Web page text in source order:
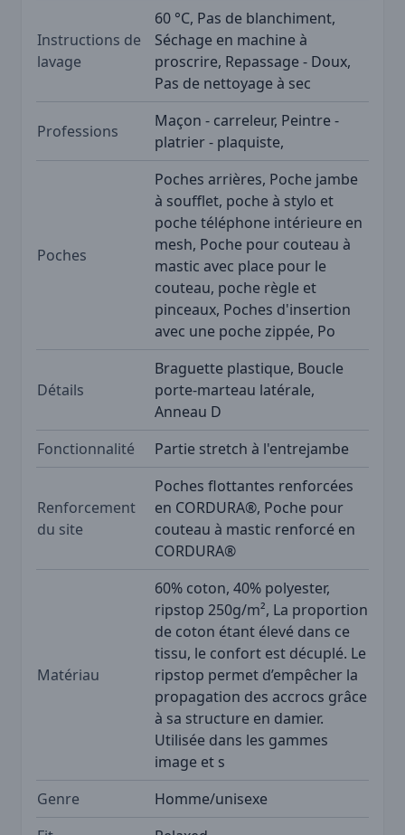
Instructions de
lavage
60 °C, Pas de blanchiment,
Séchage en machine à
proscrire, Repassage - Doux,
Pas de nettoyage à sec
Professions
Maçon - carreleur, Peintre -
platrier - plaquiste,
Poches
Poches arrières, Poche jambe
à soufflet, poche à stylo et
poche téléphone intérieure en
mesh, Poche pour couteau à
mastic avec place pour le
couteau, poche règle et
pinceaux, Poches d'insertion
avec une poche zippée, Po
Détails
Braguette plastique, Boucle
porte-marteau latérale,
Anneau D
Fonctionnalité
Partie stretch à l'entrejambe
Renforcement
du site
Poches flottantes renforcées
en CORDURA®, Poche pour
couteau à mastic renforcé en
CORDURA®
Matériau
60% coton, 40% polyester,
ripstop 250g/m², La proportion
de coton étant élevé dans ce
tissu, le confort est décuplé. Le
ripstop permet d’empêcher la
propagation des accrocs grâce
à sa structure en damier.
Utilisée dans les gammes
image et s
Genre
Homme/unisexe